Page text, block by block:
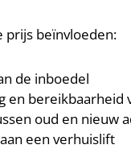
prijs beïnvloeden:
de inboedel
en bereikbaarheid
oud en nieuw
een verhuislift